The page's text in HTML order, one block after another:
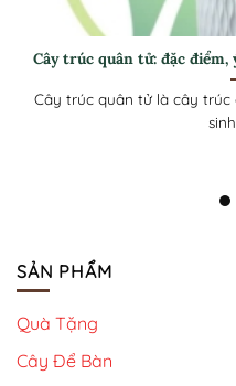
Top các loại cây trúc
Ngoài tính thẩm mĩ đẹp
SẢN PHẨM
Quà Tặng
Cây Để Bàn